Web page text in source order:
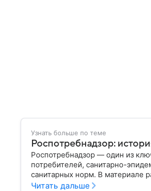
Узнать больше по теме
Роспотребнадзор:
Роспотребнадзор — один из
потребителей, санитарно-
санитарных норм. В материале
руководит им сегодня.
Читать дальше